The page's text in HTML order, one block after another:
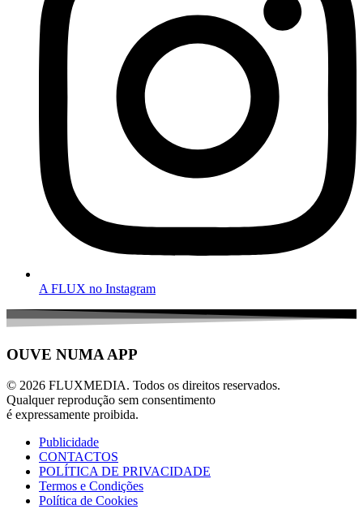
A FLUX no Instagram
OUVE NUMA APP
© 2026 FLUXMEDIA. Todos os direitos reservados.
Qualquer reprodução sem consentimento
é expressamente proibida.
Publicidade
CONTACTOS
POLÍTICA DE PRIVACIDADE
Termos e Condições
Política de Cookies